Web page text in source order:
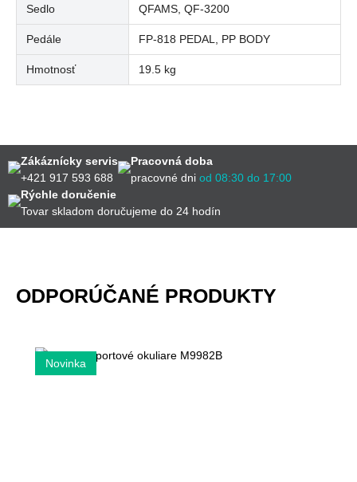
Sedlo QFAMS, QF-3200
Pedále FP-818 PEDAL, PP BODY
Hmotnosť 19.5 kg
Zákáznícky servis
+421 917 593 688
Pracovná doba
pracovné dni od 08:30 do 17:00
Rýchle doručenie
Tovar skladom doručujeme do 24 hodín
ODPORÚČANÉ PRODUKTY